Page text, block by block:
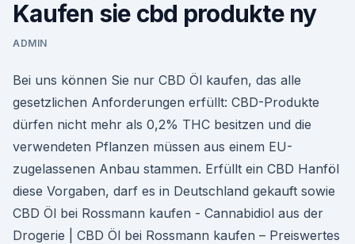
Kaufen sie cbd produkte ny
ADMIN
Bei uns können Sie nur CBD Öl kaufen, das alle
gesetzlichen Anforderungen erfüllt: CBD-Produkte
dürfen nicht mehr als 0,2% THC besitzen und die
verwendeten Pflanzen müssen aus einem EU-
zugelassenen Anbau stammen. Erfüllt ein CBD Hanföl
diese Vorgaben, darf es in Deutschland gekauft sowie
CBD Öl bei Rossmann kaufen - Cannabidiol aus der
Drogerie | CBD Öl bei Rossmann kaufen – Preiswertes